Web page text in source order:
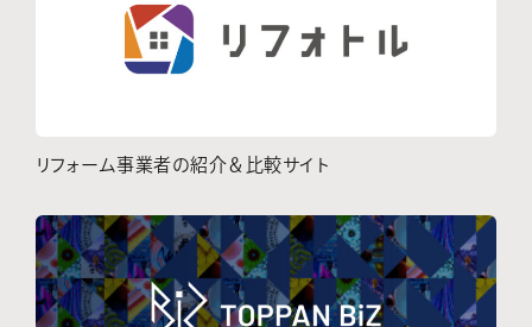
リフォーム事業者の紹介＆比較サイト